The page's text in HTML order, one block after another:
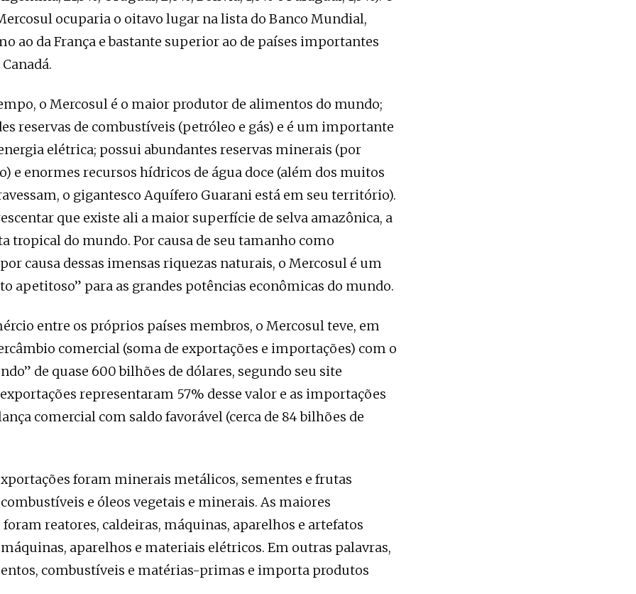
ocuparia o oitavo lugar na lista do Banco Mundial,
ao da França e bastante superior ao de países importantes
o Mercosul é o maior produtor de alimentos do mundo;
reservas de combustíveis (petróleo e gás) e é um importante
elétrica; possui abundantes reservas minerais (por
e enormes recursos hídricos de água doce (além dos muitos
o gigantesco Aquífero Guarani está em seu território).
que existe ali a maior superfície de selva amazônica, a
tropical do mundo. Por causa de seu tamanho como
causa dessas imensas riquezas naturais, o Mercosul é um
apetitoso” para as grandes potências econômicas do mundo.
entre os próprios países membros, o Mercosul teve, em
comercial (soma de exportações e importações) com o
de quase 600 bilhões de dólares, segundo seu site
exportações representaram 57% desse valor e as importações
comercial com saldo favorável (cerca de 84 bilhões de
foram minerais metálicos, sementes e frutas
e óleos vegetais e minerais. As maiores
reatores, caldeiras, máquinas, aparelhos e artefatos
aparelhos e materiais elétricos. Em outras palavras,
combustíveis e matérias-primas e importa produtos